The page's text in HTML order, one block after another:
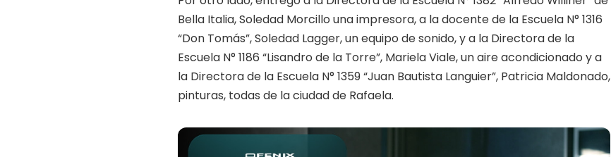
Bella Italia, Soledad Morcillo una impresora, a la docente de la Escuela N° 1316
“Don Tomás”, Soledad Lagger, un equipo de sonido, y a la Directora de la
Escuela N° 1186 “Lisandro de la Torre”, Mariela Viale, un aire acondicionado y a
la Directora de la Escuela N° 1359 “Juan Bautista Languier”, Patricia Maldonado,
pinturas, todas de la ciudad de Rafaela.